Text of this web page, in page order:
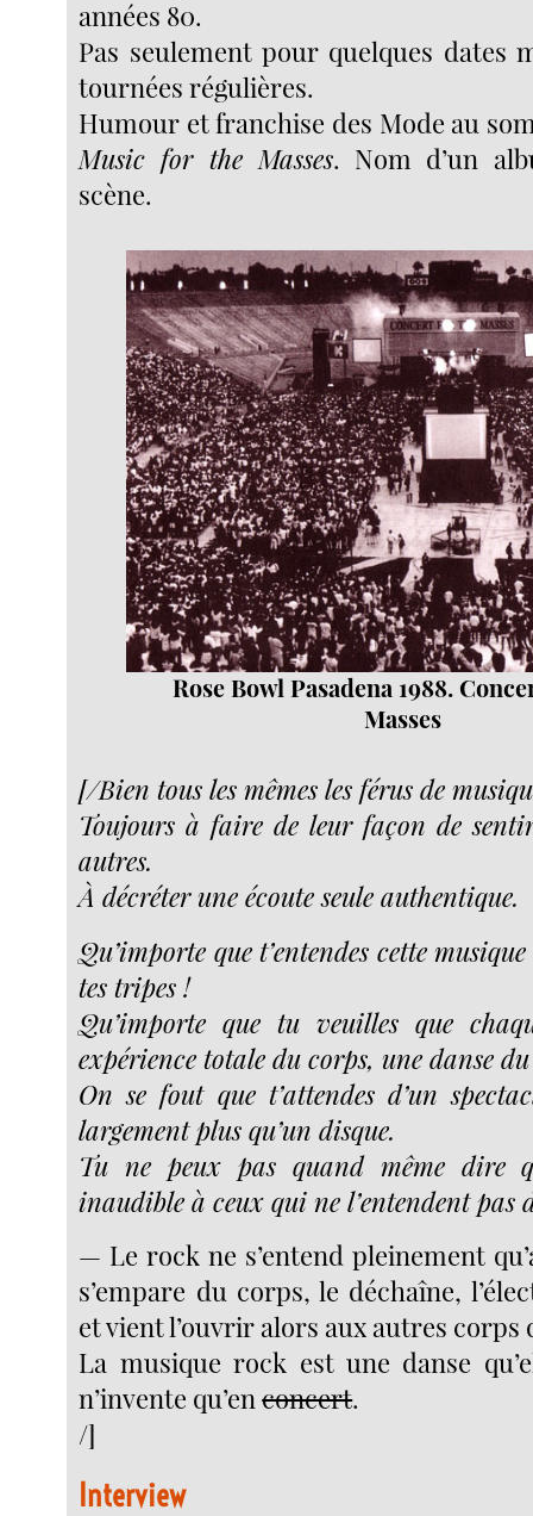
années 80.
Pas seulement pour quelques dates
tournées régulières.
Humour et franchise des Mode au
Music for the Masses. Nom d’un
scène.
Rose Bowl Pasadena 1988.
Masses
[/Bien tous les mêmes les férus de
Toujours à faire de leur façon de
autres.
À décréter une écoute seule authentique.
Qu’importe que t’entendes cette
tes tripes !
Qu’importe que tu veuilles que
expérience totale du corps, une danse
On se fout que t’attendes d’un
largement plus qu’un disque.
Tu ne peux pas quand même dire
inaudible à ceux qui ne l’entendent pas
— Le rock ne s’entend pleinement
s’empare du corps, le déchaîne,
et vient l’ouvrir alors aux autres corps
La musique rock est une danse
n’invente qu’enconcert.
/]
Interview